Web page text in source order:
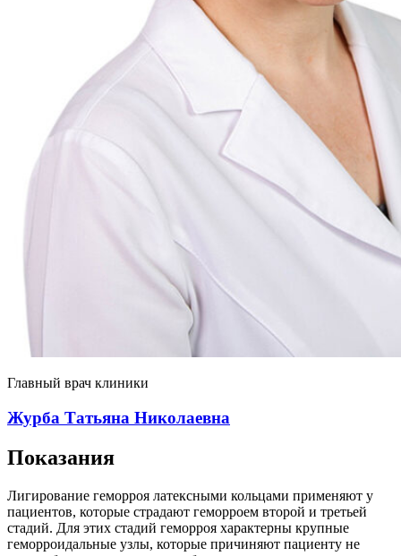
Главный врач клиники
Журба Татьяна Николаевна
Показания
Лигирование геморроя латексными кольцами применяют у
пациентов, которые страдают геморроем второй и третьей
стадий. Для этих стадий геморроя характерны крупные
геморроидальные узлы, которые причиняют пациенту не